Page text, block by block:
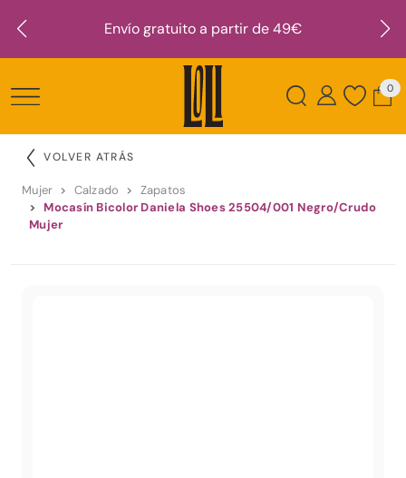
Envío gratuito a partir de 49€
0
VOLVER ATRÁS
Mujer Calzado
Zapatos
Mocasín Bicolor Daniela Shoes 25504/001 Negro/Crudo
Mujer